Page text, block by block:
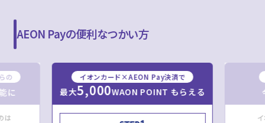
AEON Payの便利なつかい方
の
に
は
イオンカード×AEON Pay決済で
最大5,000WAON POINT もらえる